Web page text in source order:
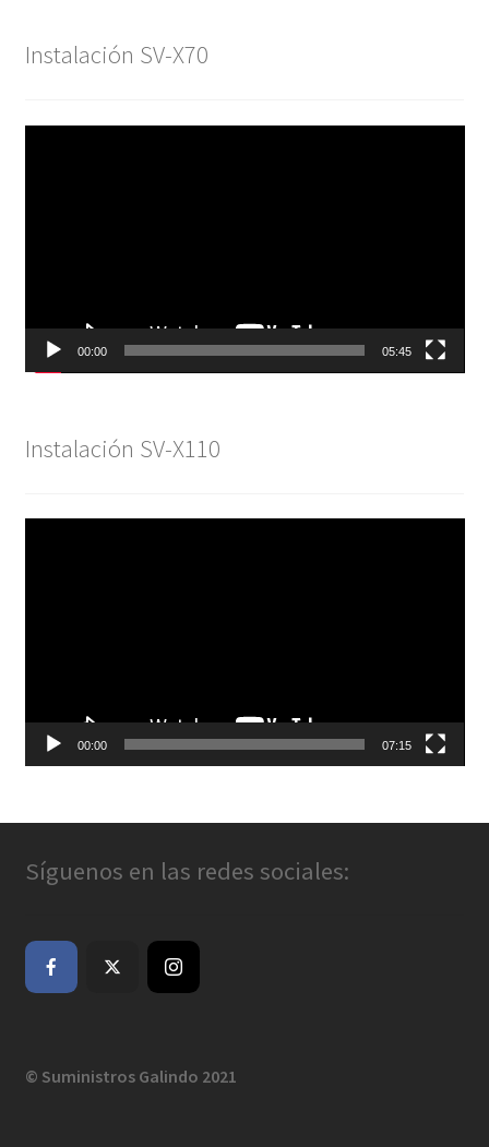
Instalación SV-X70
00:00 05:45
Instalación SV-X110
00:00 07:15
Síguenos en las redes sociales:
© Suministros Galindo 2021